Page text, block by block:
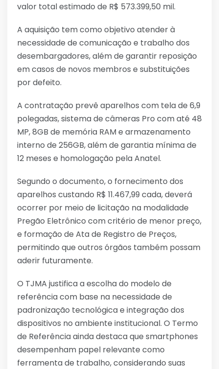
valor total estimado de R$ 573.399,50 mil.
A aquisição tem como objetivo atender à
necessidade de comunicação e trabalho dos
desembargadores, além de garantir reposição
em casos de novos membros e substituições
por defeito.
A contratação prevê aparelhos com tela de 6,9
polegadas, sistema de câmeras Pro com até 48
MP, 8GB de memória RAM e armazenamento
interno de 256GB, além de garantia mínima de
12 meses e homologação pela Anatel.
Segundo o documento, o fornecimento dos
aparelhos custando R$ 11.467,99 cada, deverá
ocorrer por meio de licitação na modalidade
Pregão Eletrônico com critério de menor preço,
e formação de Ata de Registro de Preços,
permitindo que outros órgãos também possam
aderir futuramente.
O TJMA justifica a escolha do modelo de
referência com base na necessidade de
padronização tecnológica e integração dos
dispositivos no ambiente institucional. O Termo
de Referência ainda destaca que smartphones
desempenham papel relevante como
ferramenta de trabalho, considerando suas